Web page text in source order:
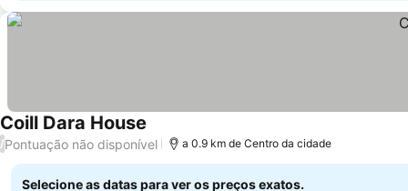
Coill Dara House
/Pontuação não disponível a 0.9 km de Centro da cidade
Selecione as datas para ver os preços exatos.